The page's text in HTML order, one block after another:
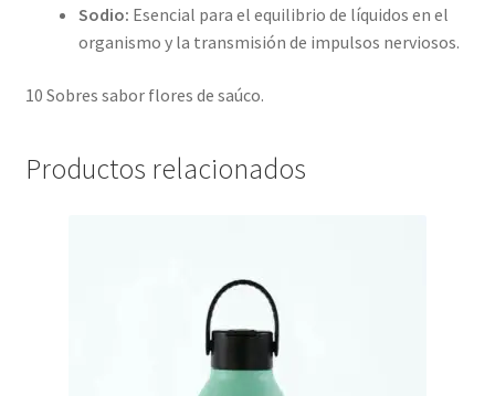
Sodio: Esencial para el equilibrio de líquidos en el
organismo y la transmisión de impulsos nerviosos.
10 Sobres sabor flores de saúco.
Productos relacionados